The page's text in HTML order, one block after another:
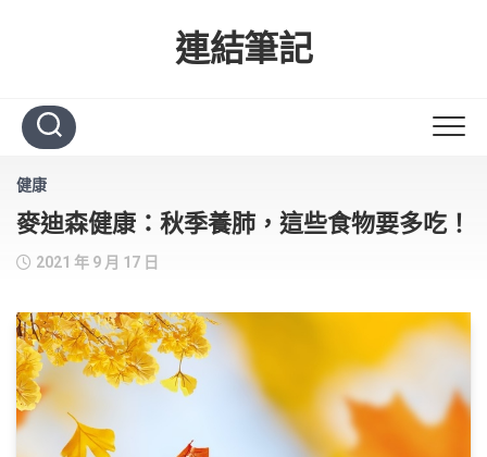
連結筆記
健康
麥迪森健康：秋季養肺，這些食物要多吃！
2021 年 9 月 17 日